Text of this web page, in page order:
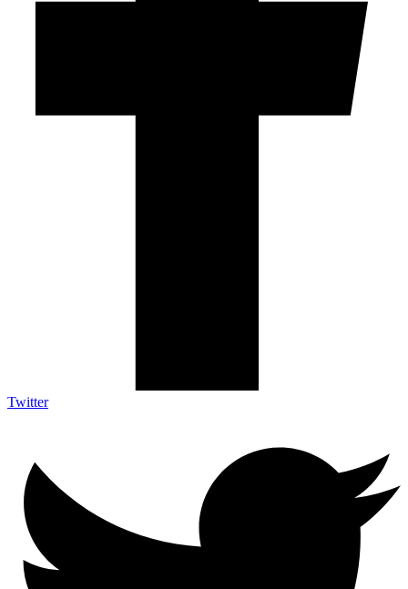
Twitter